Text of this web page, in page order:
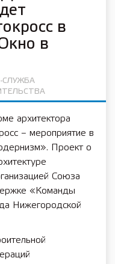
в
в
СЛУЖБА
архитектора
– мероприятие в
Проект о
Союза
«Команды
Нижегородской